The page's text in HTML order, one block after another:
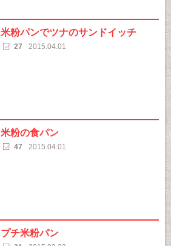
米粉パンでツナのサンドイッチ
27 2015.04.01
米粉の食パン
47 2015.04.01
プチ米粉パン